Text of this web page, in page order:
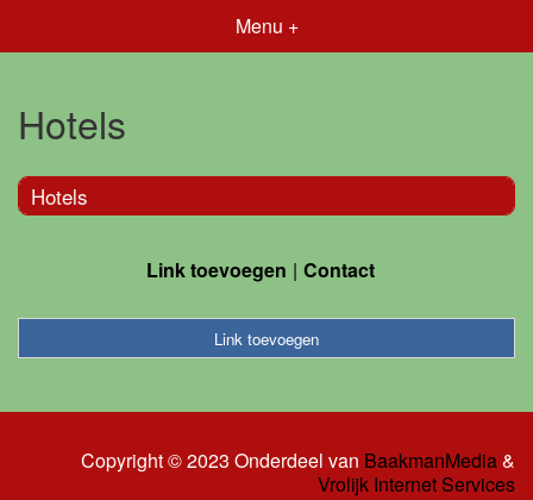
Menu +
Hotels
Hotels
Link toevoegen Contact
Link toevoegen
Copyright © 2023 Onderdeel van BaakmanMedia&
Vrolijk Internet Services